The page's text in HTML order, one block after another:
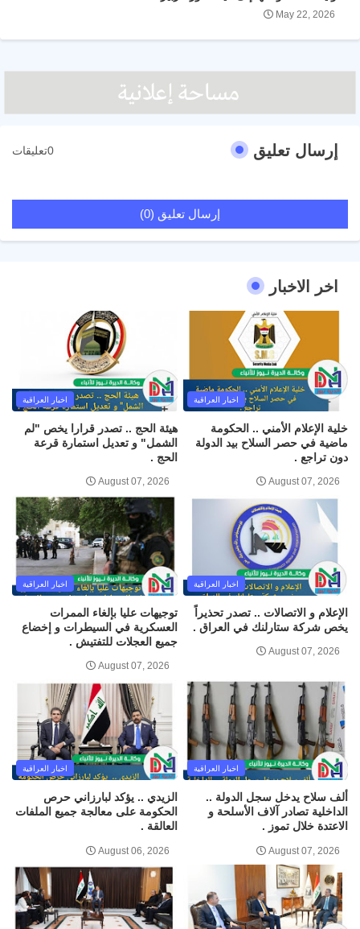
May 22, 2026
إرسال تعليق 0تعليقات
إرسال تعليق (0)
اخر الاخبار
اخبار العراقية
خلية الإعلام الأمني .. الحكومة
ماضية في حصر السلاح بيد الدولة
دون تراجع .
August 07, 2026
اخبار العراقية
هيئة الحج .. تصدر قرارا يخص "لم
الشمل" و تعديل استمارة قرعة
الحج .
August 07, 2026
اخبار العراقية
الإعلام و الاتصالات .. تصدر تحذيراً
يخص شركة ستارلنك في العراق .
August 07, 2026
اخبار العراقية
توجيهات عليا بإلغاء الممرات
العسكرية في السيطرات و إخضاع
جميع العجلات للتفتيش .
August 07, 2026
اخبار العراقية
ألف سلاح يدخل سجل الدولة ..
الداخلية تصادر آلاف الأسلحة و
الاعتدة خلال تموز .
August 07, 2026
اخبار العراقية
الزيدي .. يؤكد لبارزاني حرص
الحكومة على معالجة جميع الملفات
العالقة .
August 06, 2026